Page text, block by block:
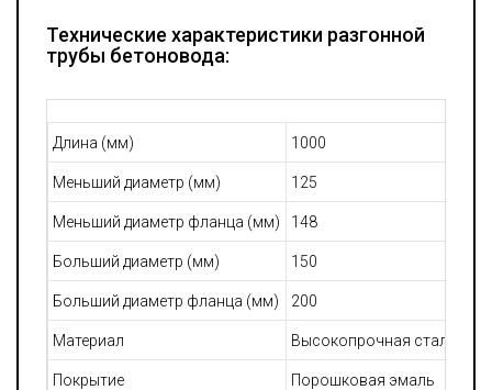
Технические характеристики разгонной
трубы бетоновода:
Длина (мм) 1000
Меньший диаметр (мм) 125
Меньший диаметр фланца (мм) 148
Больший диаметр (мм) 150
Больший диаметр фланца (мм) 200
Материал Высокопрочная сталь
Покрытие Порошковая эмаль